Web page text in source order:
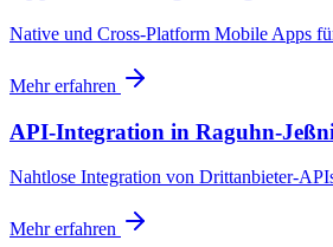
Native und Cross-Platform Mobile Apps
Mehr erfahren
API-Integration in Raguhn-
Nahtlose Integration von Drittanbieter-
Mehr erfahren